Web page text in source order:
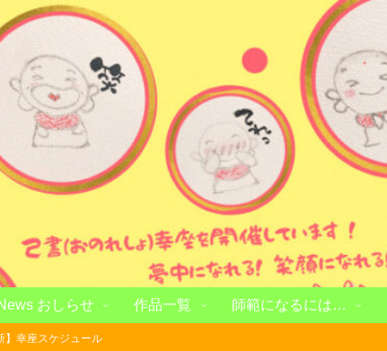
おしらせ 作品一覧 師範になるには…
】幸座スケジュール